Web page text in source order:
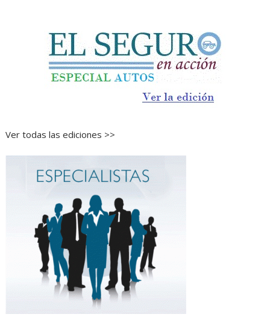
Ver todas las ediciones >>